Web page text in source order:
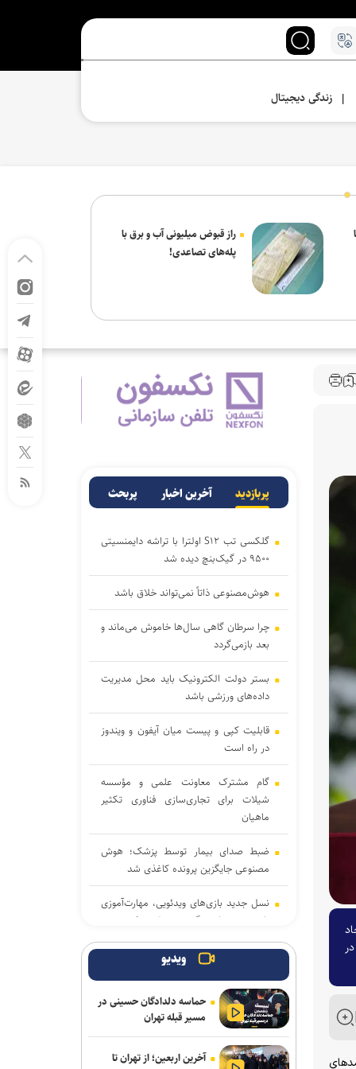
| زندگی دیجیتال
راز قبوض میلیونی آب و برق با
پله‌های تصاعدی!
پربازدید آخرین اخبار پربحث
گلکسی تب S۱۲ اولترا با تراشه دایمنسیتی
۹۵۰۰ در گیک‌بنچ دیده شد
هوش‌مصنوعی ذاتاً نمی‌تواند خلاق باشد
چرا سرطان گاهی سال‌ها خاموش می‌ماند و
بعد بازمی‌گردد
بستر دولت الکترونیک باید محل مدیریت
داده‌‌های ورزشی باشد
قابلیت کپی و پیست میان آیفون و ویندوز
در راه است
گام مشترک معاونت علمی و مؤسسه
شیلات برای تجاری‌سازی فناوری تکثیر
ماهیان
ضبط صدای بیمار توسط پزشک؛ هوش
مصنوعی جایگزین پرونده کاغذی شد
نسل جدید بازی‌های ویدئویی، مهارت‌آموزی
را به بخشی از سرگرمی تبدیل می‌کند
اگر فیبر نخورید، باکتری‌های روده شما را
بازی‌های ایکس‌باکس ۳۶۰ با شبیه‌ساز
رسمی Xe۰۳ به رایانه‌های شخصی می‌آیند
۶ روستای شمال آذربایجان غربی به
ویدیو
حماسه دلدادگان حسینی در
مسیر قبله تهران
آخرین اربعین؛ از تهران تا